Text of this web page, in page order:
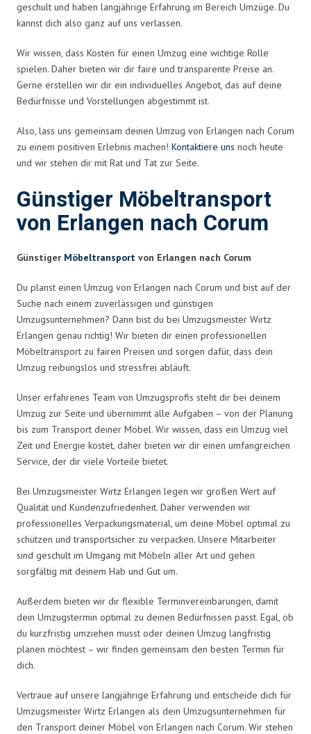
geschult und haben langjährige Erfahrung im Bereich Umzüge. Du
kannst dich also ganz auf uns verlassen.
Wir wissen, dass Kosten für einen Umzug eine wichtige Rolle
spielen. Daher bieten wir dir faire und transparente Preise an.
Gerne erstellen wir dir ein individuelles Angebot, das auf deine
Bedürfnisse und Vorstellungen abgestimmt ist.
Also, lass uns gemeinsam deinen Umzug von Erlangen nach Corum
zu einem positiven Erlebnis machen! Kontaktiere uns noch heute
und wir stehen dir mit Rat und Tat zur Seite.
Günstiger Möbeltransport
von Erlangen nach Corum
Günstiger Möbeltransport von Erlangen nach Corum
Du planst einen Umzug von Erlangen nach Corum und bist auf der
Suche nach einem zuverlässigen und günstigen
Umzugsunternehmen? Dann bist du bei Umzugsmeister Wirtz
Erlangen genau richtig! Wir bieten dir einen professionellen
Möbeltransport zu fairen Preisen und sorgen dafür, dass dein
Umzug reibungslos und stressfrei abläuft.
Unser erfahrenes Team von Umzugsprofis steht dir bei deinem
Umzug zur Seite und übernimmt alle Aufgaben – von der Planung
bis zum Transport deiner Möbel. Wir wissen, dass ein Umzug viel
Zeit und Energie kostet, daher bieten wir dir einen umfangreichen
Service, der dir viele Vorteile bietet.
Bei Umzugsmeister Wirtz Erlangen legen wir großen Wert auf
Qualität und Kundenzufriedenheit. Daher verwenden wir
professionelles Verpackungsmaterial, um deine Möbel optimal zu
schützen und transportsicher zu verpacken. Unsere Mitarbeiter
sind geschult im Umgang mit Möbeln aller Art und gehen
sorgfältig mit deinem Hab und Gut um.
Außerdem bieten wir dir flexible Terminvereinbarungen, damit
dein Umzugstermin optimal zu deinen Bedürfnissen passt. Egal, ob
du kurzfristig umziehen musst oder deinen Umzug langfristig
planen möchtest – wir finden gemeinsam den besten Termin für
dich.
Vertraue auf unsere langjährige Erfahrung und entscheide dich für
Umzugsmeister Wirtz Erlangen als dein Umzugsunternehmen für
den Transport deiner Möbel von Erlangen nach Corum. Wir stehen